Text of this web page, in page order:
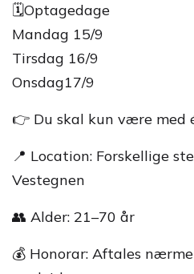
🗓️Optagedage
Mandag 15/9
Tirsdag 16/9
Onsdag17/9
👉 Du skal kun være med
📍 Location: Forskellige
Vestegnen
👥 Alder: 21–70 år
💰 Honorar: Aftales